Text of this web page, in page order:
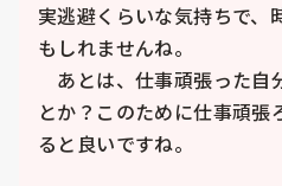
実逃避くらいな気持ちで、
もしれませんね。
あとは、仕事頑張った自
とか？このために仕事頑
ると良いですね。